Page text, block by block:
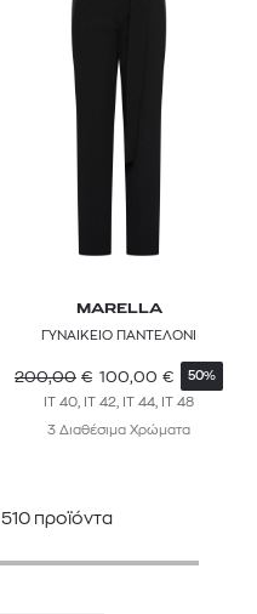
MARELLA
ΓΥΝΑΙΚΕΙΟ ΠΑΝΤΕΛΟΝΙ
200,00 € 100,00 € 50%
IT 40, IT 42, IT 44, IT 48
3 Διαθέσιμα Χρώματα
510 προϊόντα